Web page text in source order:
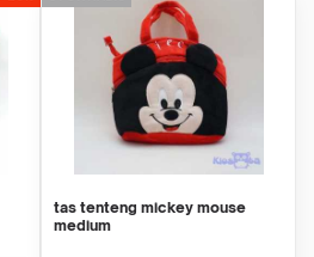
tas tenteng mickey mouse
medium